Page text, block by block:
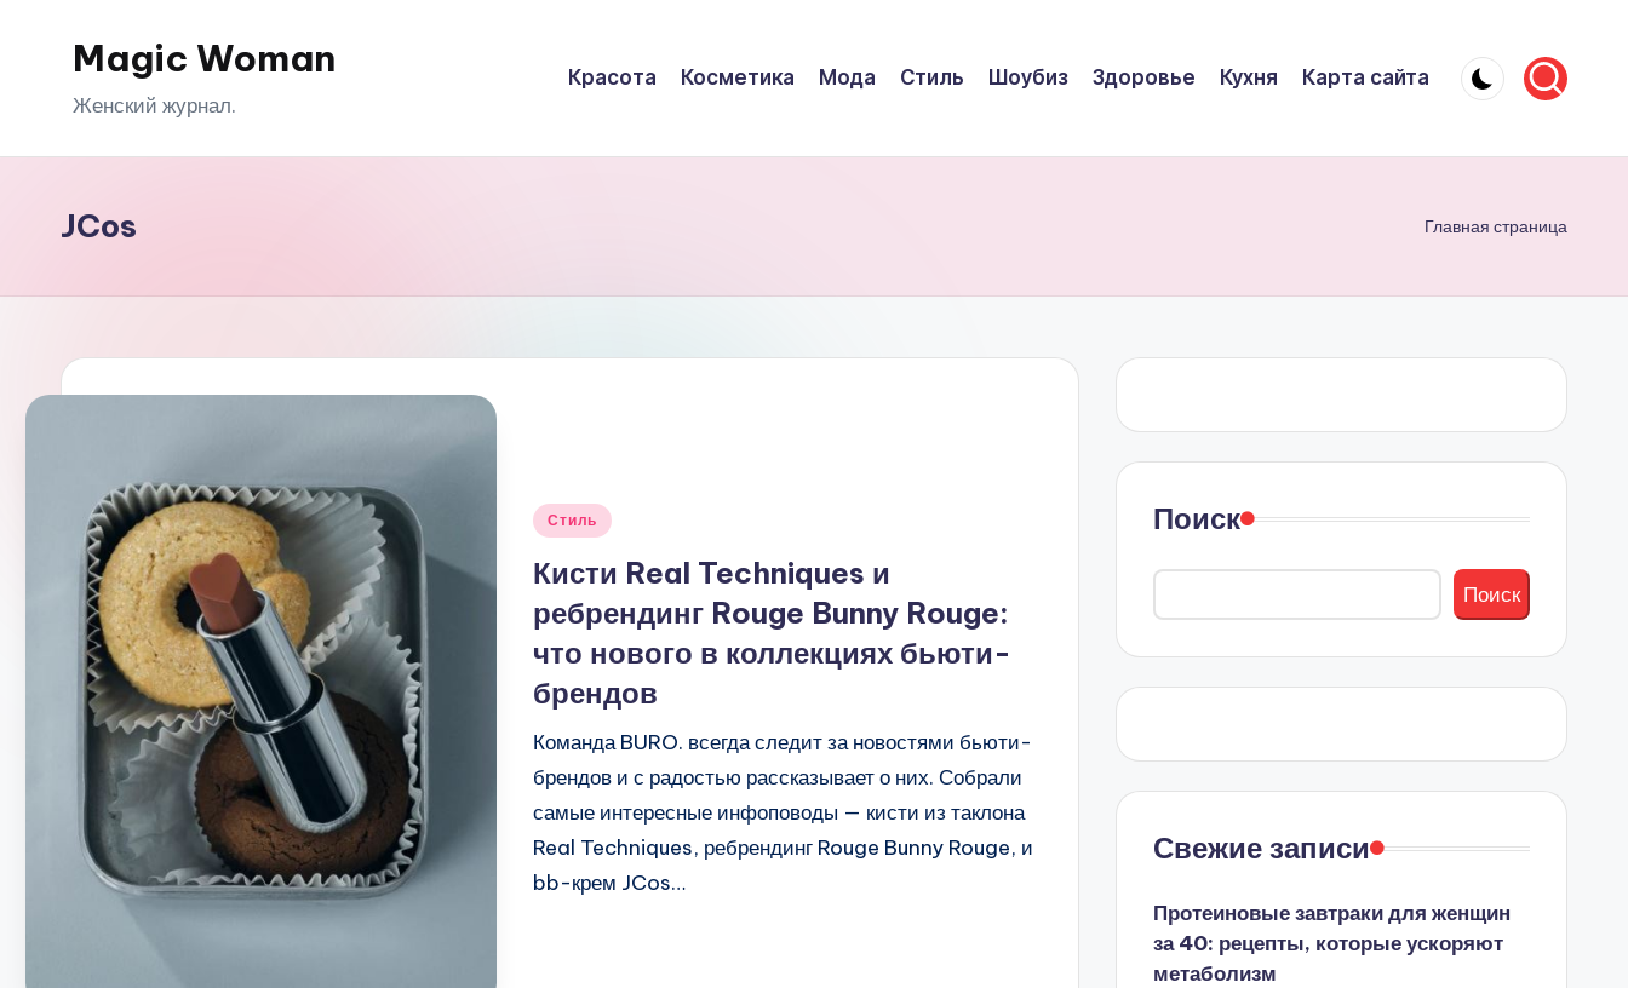
Magic Woman
Женский журнал.
Красота Косметика Мода Стиль Шоубиз Здоровье Кухня Карта сайта
JCos Главная страница
Опубликовано
Стиль
Кисти Real Techniques и
ребрендинг Rouge Bunny Rouge:
что нового в коллекциях бьюти-
брендов
Команда BURO. всегда следит за новостями бьюти-
брендов и с радостью рассказывает о них. Собрали
самые интересные инфоповоды — кисти из таклона
Real Techniques, ребрендинг Rouge Bunny Rouge, и
bb-крем JCos…
Поиск
Поиск
Свежие записи
Протеиновые завтраки для женщин
за 40: рецепты, которые ускоряют
метаболизм